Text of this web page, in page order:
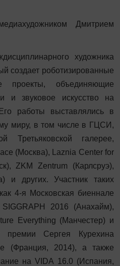
Дмитрием
художника
создает роботизированные
проекты, объединяющие
и звуковое искусство на
работы выставлялись в
миру, в том числе в ГЦСИ,
Третьяковской галерее,
(Москва), Laznia Center for
ZKM Zentrum (Карлсруэ),
и других. Участник таких
4-я Московская биеннале
SIGGRAPH 2016 (Анахайм),
Everything (Манчестер) и
премии Сергея Курехина
(Франция, 2014), а также
на VIDA 16.0 (Испания,